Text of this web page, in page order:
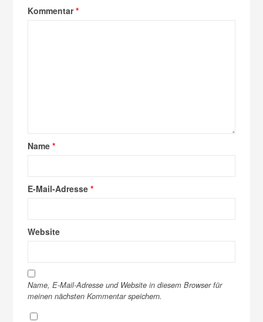
Kommentar*
Name*
E-Mail-Adresse*
Website
Name, E-Mail-Adresse und Website in diesem Browser für
meinen nächsten Kommentar speichern.